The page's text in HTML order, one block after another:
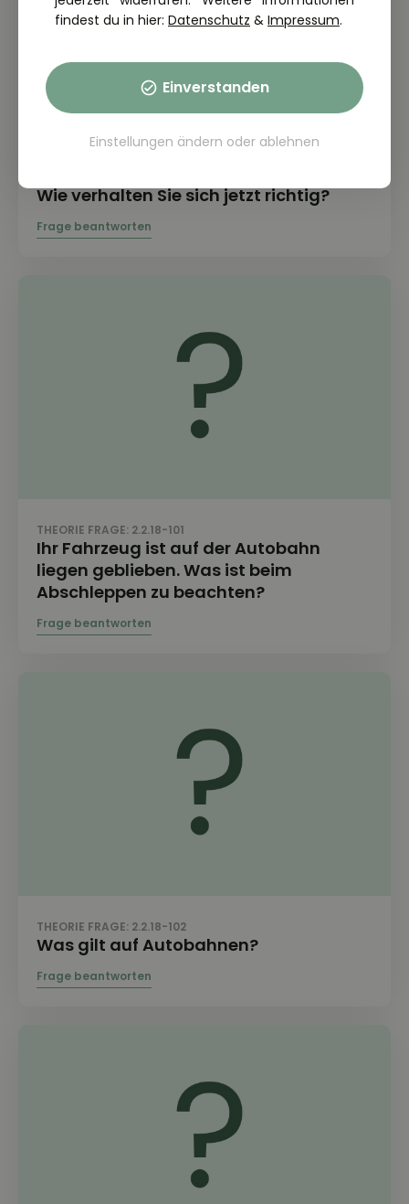
Wie verhalten Sie sich jetzt richtig?
THEORIE FRAGE: 2.2.18-101
Ihr Fahrzeug ist auf der Autobahn
liegen geblieben. Was ist beim
Abschleppen zu beachten?
THEORIE FRAGE: 2.2.18-102
Was gilt auf Autobahnen?
findest du in hier: Datenschutz & Impressum.
Einverstanden
Einstellungen ändern oder ablehnen